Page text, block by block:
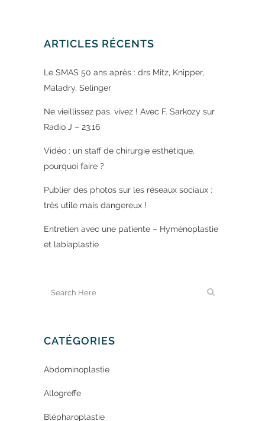
ARTICLES RÉCENTS
Le SMAS 50 ans après : drs Mitz, Knipper,
Maladry, Selinger
Ne vieillissez pas, vivez ! Avec F. Sarkozy sur
Radio J – 23:16
Vidéo : un staff de chirurgie esthétique,
pourquoi faire ?
Publier des photos sur les réseaux sociaux :
très utile mais dangereux !
Entretien avec une patiente – Hyménoplastie
et labiaplastie
CATÉGORIES
Abdominoplastie
Allogreffe
Blépharoplastie